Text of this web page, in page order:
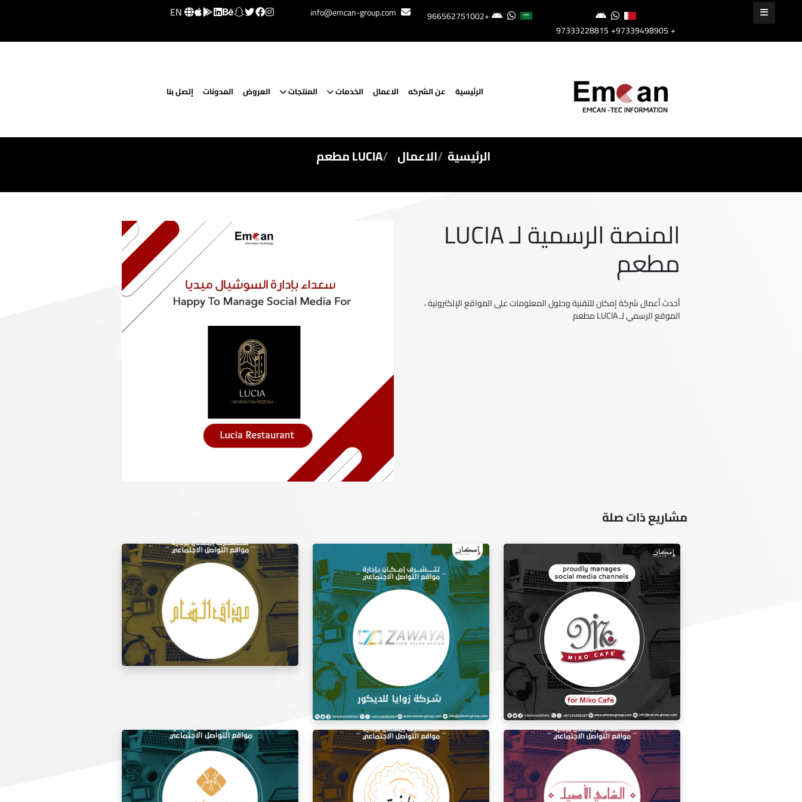
+97333228815
+97339498905
+966562751002
info@emcan-group.com
الرئيسية عن الشركه الاعمال الخدمات المنتجات العروض المدونات إتصل بنا
الرئيسية الاعمال LUCIA مطعم
المنصة الرسمية لـ LUCIA
مطعم
أحدث أعمال شركة إمكان للتقنية وحلول المعلومات على المواقع الإلكترونية ،
الموقع الرسمي لـ LUCIA مطعم
مشاريع ذات صلة
إدارة مواقع التواصل الاجتماعي لتذوق
مطعم الشام